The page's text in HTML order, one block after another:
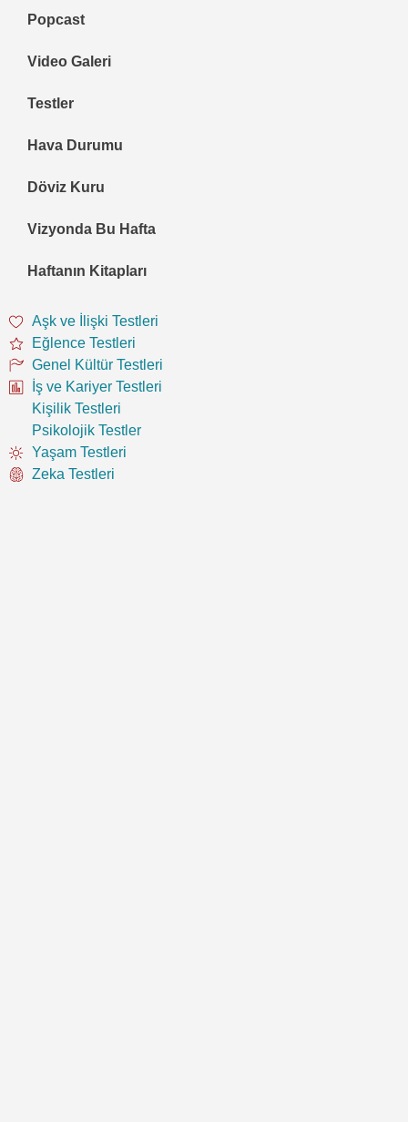
Popcast
Video Galeri
Testler
Hava Durumu
Döviz Kuru
Vizyonda Bu Hafta
Haftanın Kitapları
Aşk ve İlişki Testleri
Eğlence Testleri
Genel Kültür Testleri
İş ve Kariyer Testleri
Kişilik Testleri
Psikolojik Testler
Yaşam Testleri
Zeka Testleri